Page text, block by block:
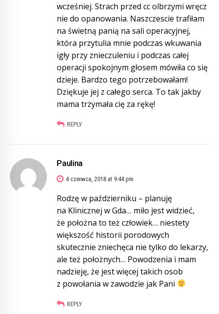
wcześniej. Strach przed cc olbrzymi wręcz
nie do opanowania. Naszczescie trafiłam
na świetną panią na sali operacyjnej,
która przytulia mnie podczas wkuwania
igły przy znieczuleniu i podczas całej
operacji spokojnym głosem mówiła co się
dzieje. Bardzo tego potrzebowałam!
Dziękuje jej z całego serca. To tak jakby
mama trzymała cię za rękę!
REPLY
Paulina
4 czerwca, 2018 at 9:44 pm
Rodzę w październiku – planuję
na Klinicznej w Gda… miło jest widzieć,
że położna to też człowiek… niestety
większość historii porodowych
skutecznie zniechęca nie tylko do lekarzy,
ale też położnych… Powodzenia i mam
nadzieję, że jest więcej takich osob
z powołania w zawodzie jak Pani
REPLY